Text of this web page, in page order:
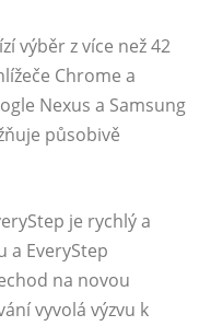
výběr z více než 42
Chrome a
Nexus a Samsung
působivě
je rychlý a
a EveryStep
na novou
vyvolá výzvu k